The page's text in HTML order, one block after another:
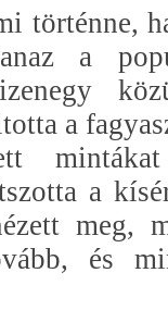
történne,
a
a
a
meg,
és